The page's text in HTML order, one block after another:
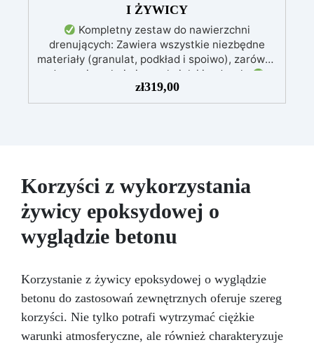
I ŻYWICY
Kompletny zestaw do nawierzchni
drenujących: Zawiera wszystkie niezbędne
materiały (granulat, podkład i spoiwo), zarówno
do powierzchni pieszych, jak i jezdnych.
Łatwy w aplikacji: Szczegółowe instrukcje
zapewniają doskonałe rezultaty, nawet bez
naprawczych, w zaledwie 24 godziny.
Wszechstronny i personalizowany: Nadaje się
do betonu, cementu, starych nawierzchni i
ziemi utwardzonej (po wcześniejszej
konsultacji).
Żywice odporne na upływ
czasu: Nowoczesne żywice gwarantują
przez wiele lat.
zł319,00
Korzyści z wykorzystania
żywicy epoksydowej o
wyglądzie betonu
Korzystanie z żywicy epoksydowej o wyglądzie
betonu do zastosowań zewnętrznych oferuje szereg
korzyści. Nie tylko potrafi wytrzymać ciężkie
warunki atmosferyczne, ale również charakteryzuje